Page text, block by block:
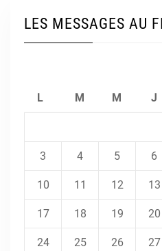
LES MESSAGES AU
L M M J
3 4 5 6
10 11 12 13
17 18 19 20
24 25 26 27